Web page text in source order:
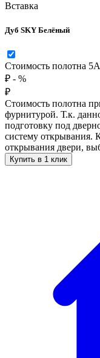
Вставка
Дуб SKY Белёный
Стоимость полотна
₽ - %
₽
Стоимость полотна
фурнитурой. Т.к.
подготовку под
систему открывания.
открывания двери,
Купить в 1 клик